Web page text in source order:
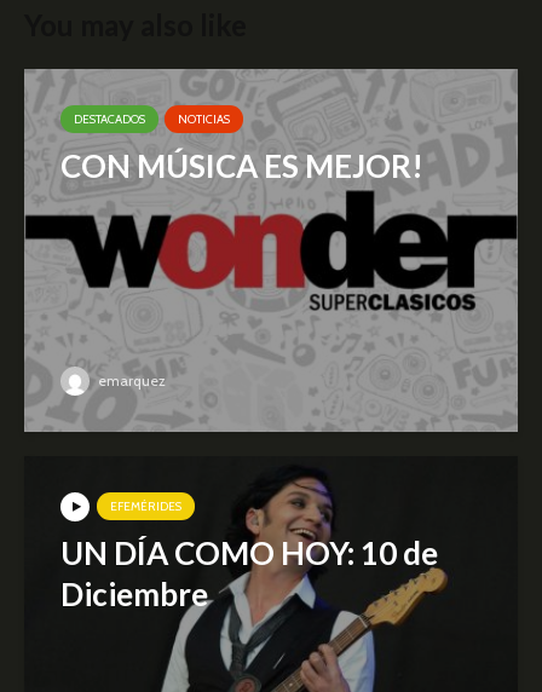
DESTACADOS NOTICIAS
CON MÚSICA ES MEJOR!
emarquez
EFEMÉRIDES
UN DÍA COMO HOY: 10 de
Diciembre